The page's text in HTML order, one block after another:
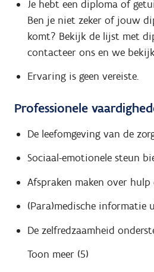
Je hebt een diploma of
Ben je niet zeker of jouw
komt? Bekijk de lijst met
contacteer ons en we
Ervaring is geen vereiste.
Professionele
De leefomgeving van de
Sociaal-emotionele steun
Afspraken maken over hulp
(Para)medische informatie
De zelfredzaamheid
Toon meer (5)